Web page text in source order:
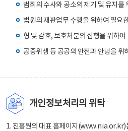
범죄의 수사와 공소의 제기 및 유지를
법원의 재판업무 수행을 위하여 필요
형 및 감호, 보호처분의 집행을 위하여
공중위생 등 공공의 안전과 안녕을 위
개인정보처리의 위탁
1. 진흥원의 대표 홈페이지(www.nia.or.kr)